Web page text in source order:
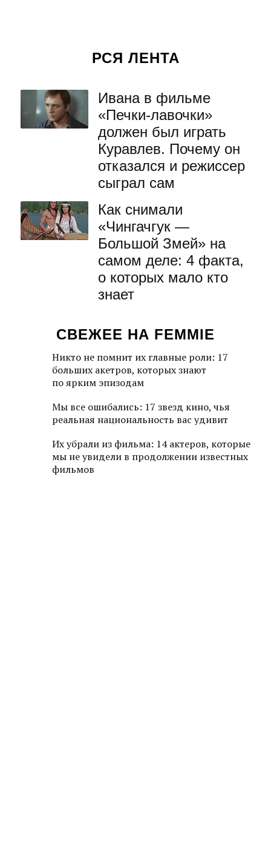
РСЯ ЛЕНТА
Ивана в фильме
«Печки-лавочки»
должен был играть
Куравлев. Почему он
отказался и режиссер
сыграл сам
Как снимали
«Чингачгук —
Большой Змей» на
самом деле: 4 факта,
о которых мало кто
знает
СВЕЖЕЕ НА FEMMIE
Никто не помнит их главные роли: 17
больших акетров, которых знают
по ярким эпизодам
Мы все ошибались: 17 звезд кино, чья
реальная национальность вас удивит
Их убрали из фильма: 14 актеров, которые
мы не увидели в продолжении известных
фильмов